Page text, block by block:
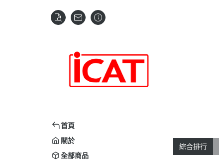
首頁
關於
全部商品
綜合排行